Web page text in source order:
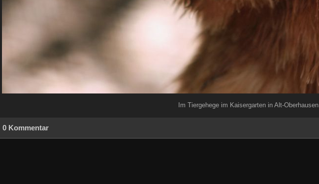
Im Tiergehege im Kaisergarten in Alt-Oberhausen
0 Kommentar